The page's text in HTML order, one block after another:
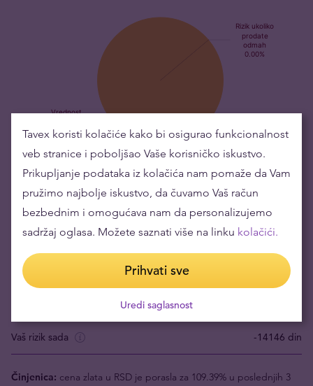
Kupovina zlatnih predmeta znači niske rizike i
održavanje bogatstva
Vrednost zlata je porasla tokom godina što ga čini odličnim za
održavanje ili povećanje bogatstva.
Vrednost proizvoda (1kom.)
Vaš rizik sada -14146 din
Činjenica: cena zlata u RSD je porasla za 109.39% u poslednjih 3
Tavex koristi kolačiće kako bi osigurao funkcionalnost
veb stranice i poboljšao Vaše korisničko iskustvo.
Prikupljanje podataka iz kolačića nam pomaže da Vam
pružimo najbolje iskustvo, da čuvamo Vaš račun
bezbednim i omogućava nam da personalizujemo
sadržaj oglasa. Možete saznati više na linku kolačići.
Prihvati sve
Uredi saglasnost